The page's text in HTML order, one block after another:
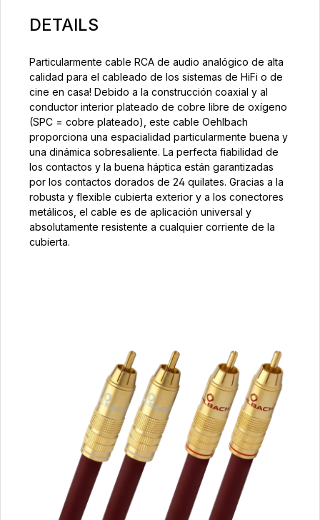
DETAILS
Particularmente cable RCA de audio analógico de alta
calidad para el cableado de los sistemas de HiFi o de
cine en casa! Debido a la construcción coaxial y al
conductor interior plateado de cobre libre de oxígeno
(SPC = cobre plateado), este cable Oehlbach
proporciona una espacialidad particularmente buena y
una dinámica sobresaliente. La perfecta fiabilidad de
los contactos y la buena háptica están garantizadas
por los contactos dorados de 24 quilates. Gracias a la
robusta y flexible cubierta exterior y a los conectores
metálicos, el cable es de aplicación universal y
absolutamente resistente a cualquier corriente de la
cubierta.